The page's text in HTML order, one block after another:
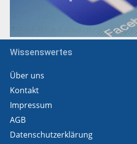
Wissenswertes
Über uns
Kontakt
Impressum
AGB
Datenschutzerklärung